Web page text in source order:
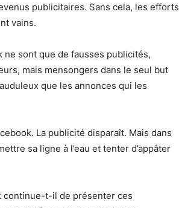
publicitaires. Sans cela, les efforts
vains.
sont que de fausses publicités,
mais mensongers dans le seul but
que les annonces qui les
La publicité disparaît. Mais dans
sa ligne à l’eau et tenter d’appâter
continue-t-il de présenter ces